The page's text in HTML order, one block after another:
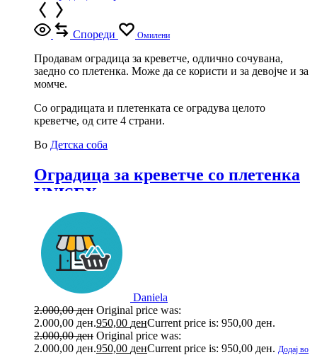
Спореди Омилени
Продавам оградица за креветче, одлично сочувана,
заедно со плетенка. Може да се користи и за девојче и за
момче.
Со оградицата и плетенката се оградува целото
креветче, од сите 4 страни.
Во Детска соба
Оградица за креветче со плетенка
UNISEX
Daniela
2.000,00ден Original price was:
2.000,00 ден.950,00 денCurrent price is: 950,00 ден.
2.000,00ден Original price was:
2.000,00 ден.950,00 денCurrent price is: 950,00 ден. Додај во